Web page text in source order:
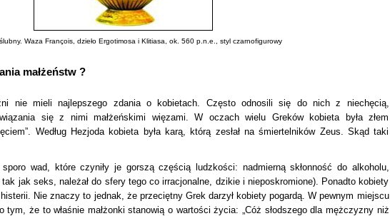
Waza François, dzieło Ergotimosa i Klitiasa, ok. 560 p.n.e., styl czarnofigurowy
małżeństw ?
nie mieli najlepszego zdania o kobietach. Często odnosili się do nich z niechęcią,
się z nimi małżeńskimi więzami. W oczach wielu Greków kobieta była złem
Według Hezjoda kobieta była karą, którą zesłał na śmiertelników Zeus. Skąd taki
wad, które czyniły je gorszą częścią ludzkości: nadmierną skłonność do alkoholu,
jak seks, należał do sfery tego co irracjonalne, dzikie i nieposkromione). Ponadto kobiety
histerii. Nie znaczy to jednak, że przeciętny Grek darzył kobiety pogardą. W pewnym miejscu
tym, że to właśnie małżonki stanowią o wartości życia: „Cóż słodszego dla mężczyzny niż